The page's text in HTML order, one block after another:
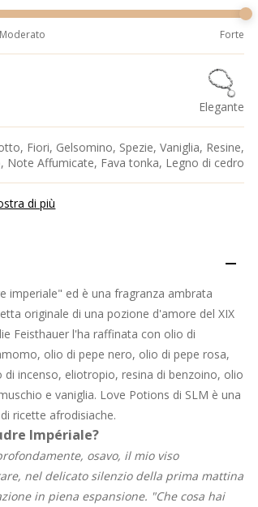
Moderato Forte
Elegante
Fiori, Gelsomino, Spezie, Vaniglia, Resine,
Note Affumicate, Fava tonka, Legno di cedro
di più
imperiale" ed è una fragranza ambrata
originale di una pozione d'amore del XIX
Feisthauer l'ha raffinata con olio di
olio di pepe nero, olio di pepe rosa,
incenso, eliotropio, resina di benzoino, olio
e vaniglia. Love Potions di SLM è una
ricette afrodisiache.
Impériale?
osavo, il mio viso
nel delicato silenzio della prima mattina
in piena espansione. "Che cosa hai